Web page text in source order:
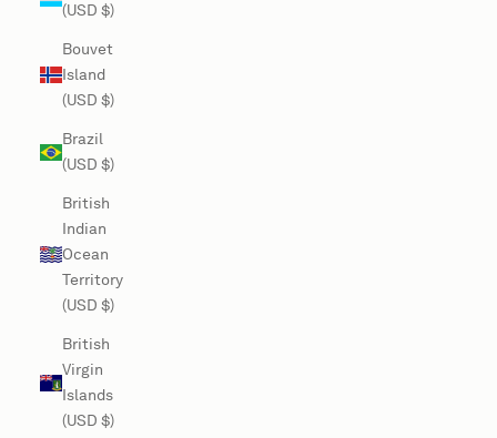
(USD $)
Bouvet
Island
(USD $)
Brazil
(USD $)
British
Indian
Ocean
Territory
(USD $)
British
Virgin
Islands
(USD $)